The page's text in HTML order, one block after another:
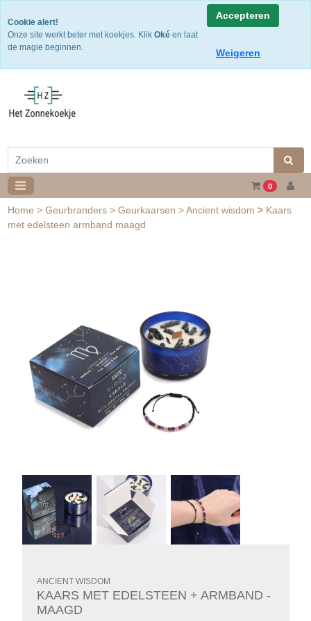
Gratis verzending v.a. €50,- NL of €75,-BE/DU
30 dagen retourtermijn
0
Home > Geurbranders > Geurkaarsen >Ancient wisdom > Kaars
met edelsteen armband maagd
ANCIENT WISDOM
KAARS MET EDELSTEEN + ARMBAND -
MAAGD
Cookie alert!
Onze site werkt beter met koekjes. Klik Oké en laat
de magie beginnen.
Accepteren
Weigeren